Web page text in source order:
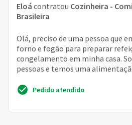
Eloá contratou Cozinheira -
Brasileira
Olá, preciso de uma pessoa que
forno e fogão para preparar
congelamento em minha casa.
pessoas e temos uma
Pedido atendido